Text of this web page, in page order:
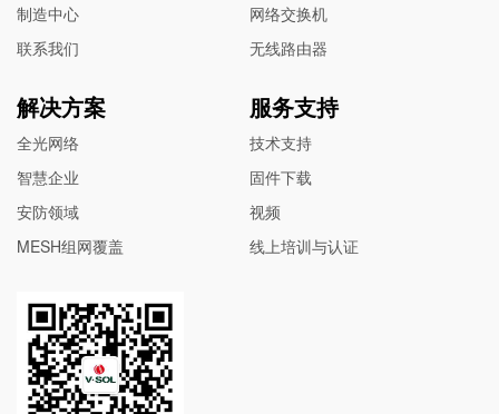
制造中心
联系我们
网络交换机
无线路由器
解决方案
全光网络
智慧企业
安防领域
MESH组网覆盖
服务支持
技术支持
固件下载
视频
线上培训与认证